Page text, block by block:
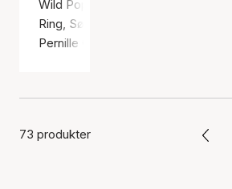
Wild Poppy Ring
Ring, Sølv farve / Sølv sterling 925
Pernille Corydon
73 produkter